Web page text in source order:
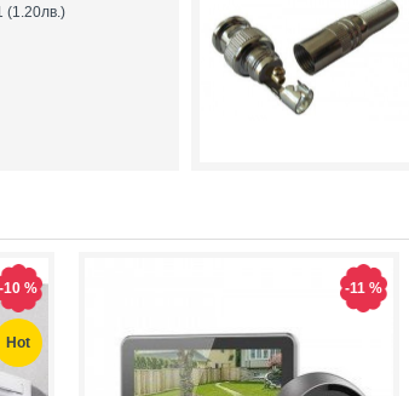
€0.58 (1.14лв.)
(1.20лв.)
Hot
-10 % -11 %